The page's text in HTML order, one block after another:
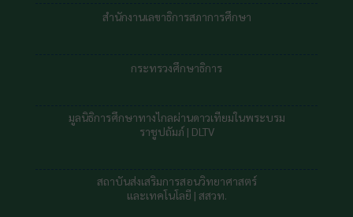
สำนักงานเลขาธิการสภาการศึกษา
กระทรวงศึกษาธิการ
มูลนิธิการศึกษาทางไกลผ่านดาวเทียมในพระบรม
ราชูปถัมภ์ | DLTV
สถาบันส่งเสริมการสอนวิทยาศาสตร์
และเทคโนโลยี | สสวท.